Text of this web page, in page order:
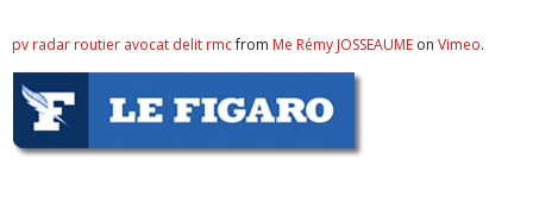
pv radar routier avocat delit rmcfrom Me Rémy JOSSEAUME on Vimeo.